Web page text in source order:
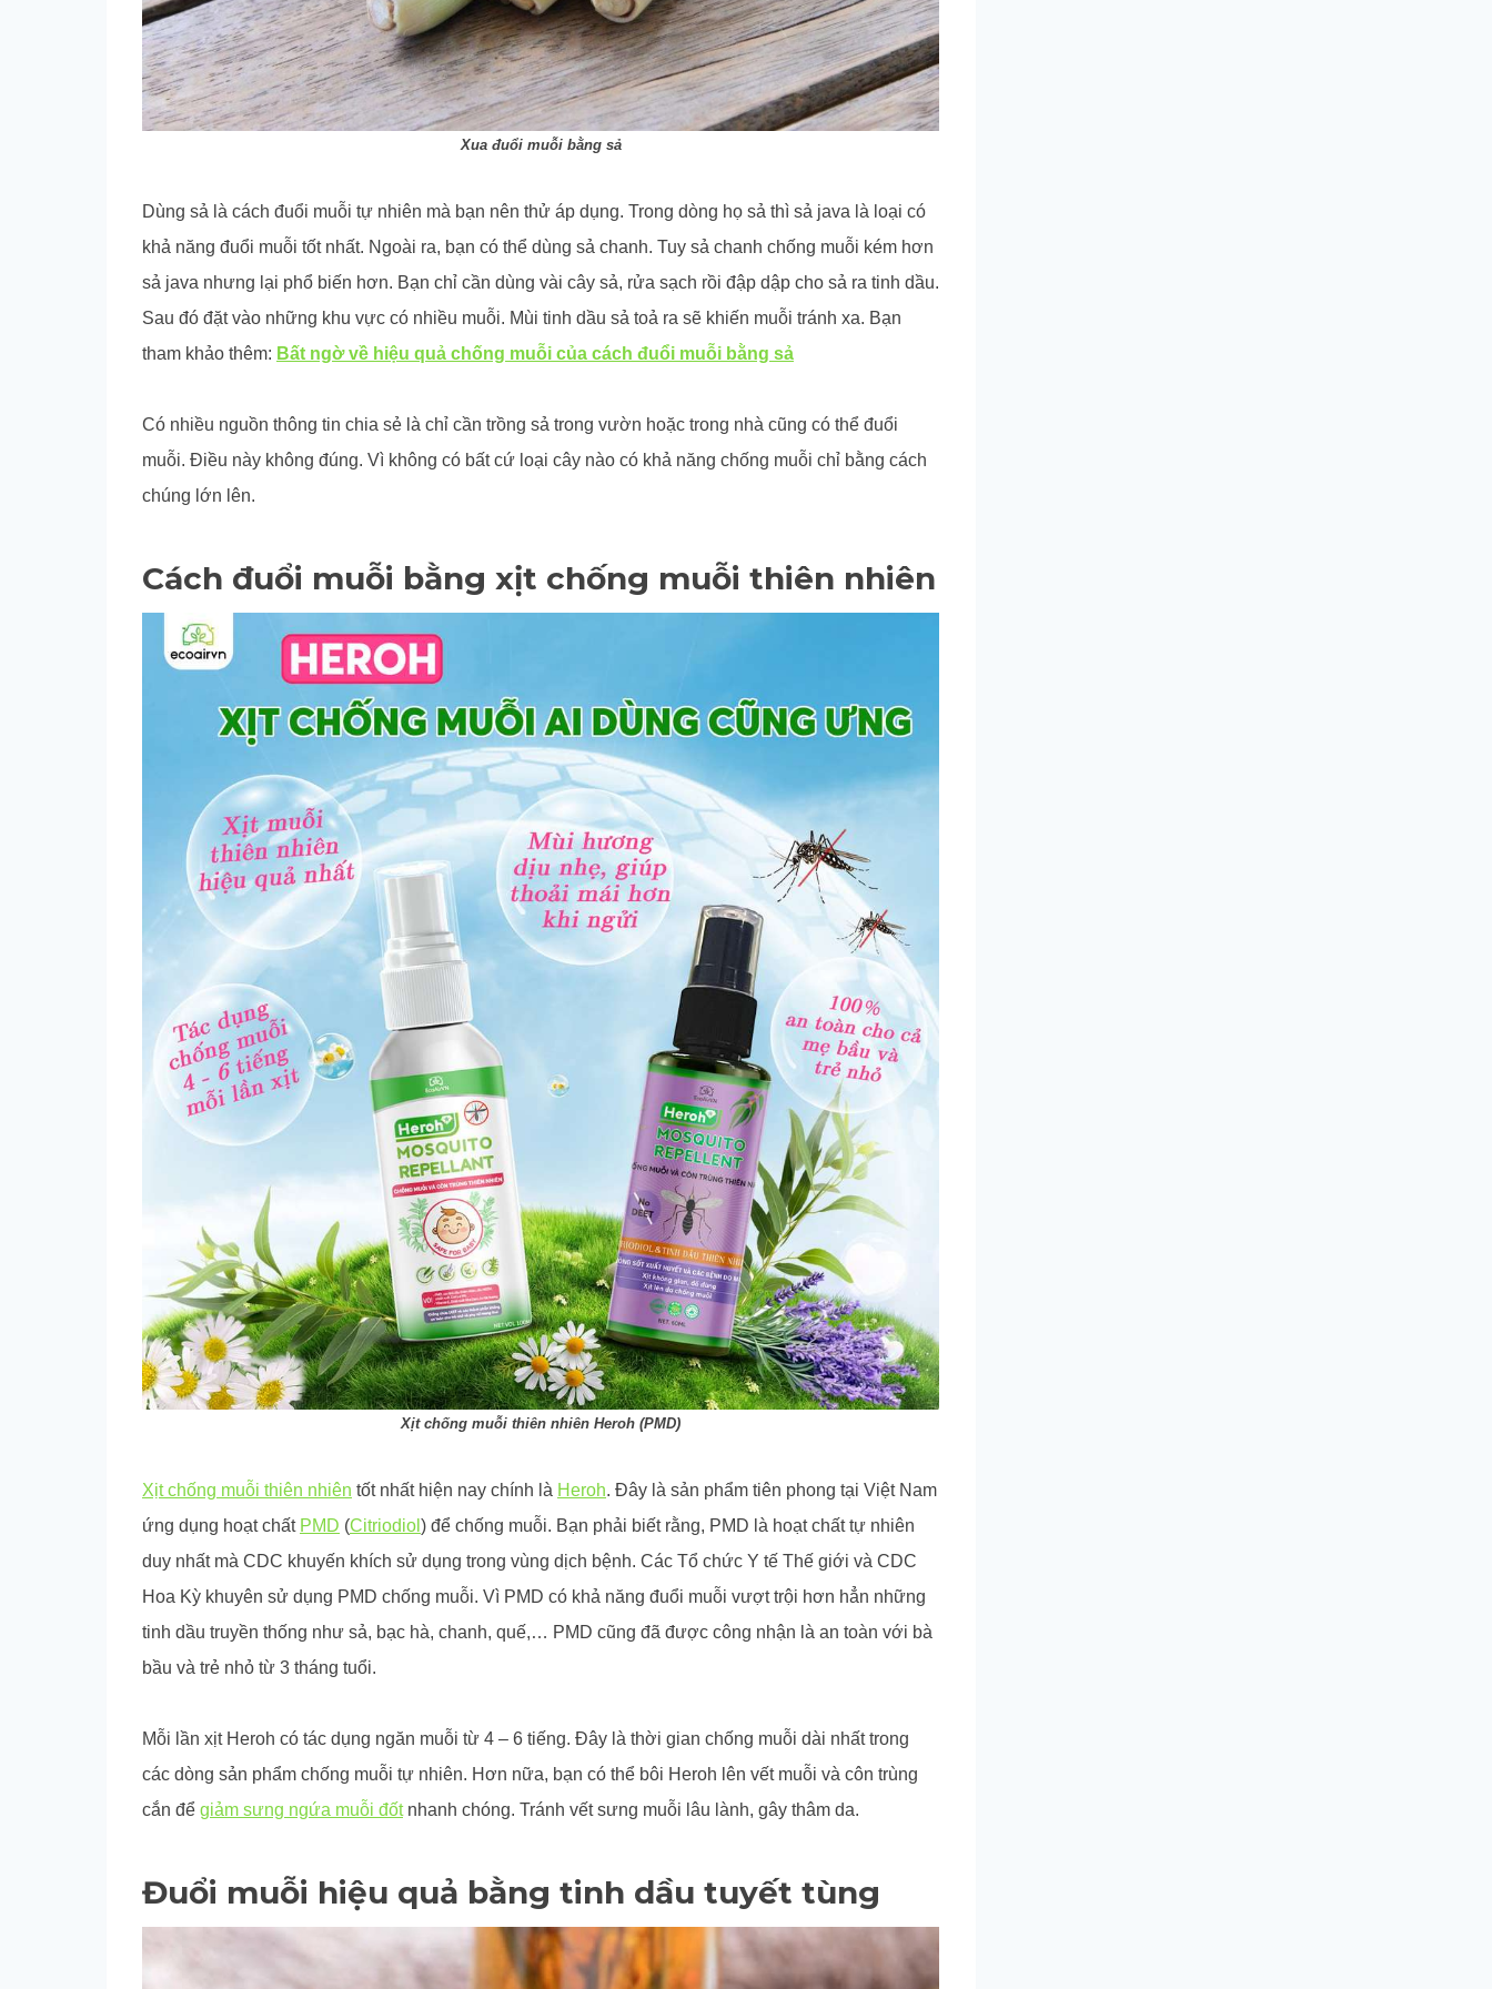
Xua đuổi muỗi bằng sả
Dùng sả là cách đuổi muỗi tự nhiên mà bạn nên thử áp dụng. Trong dòng họ sả thì sả java là loại có
khả năng đuổi muỗi tốt nhất. Ngoài ra, bạn có thể dùng sả chanh. Tuy sả chanh chống muỗi kém hơn
sả java nhưng lại phổ biến hơn. Bạn chỉ cần dùng vài cây sả, rửa sạch rồi đập dập cho sả ra tinh dầu.
Sau đó đặt vào những khu vực có nhiều muỗi. Mùi tinh dầu sả toả ra sẽ khiến muỗi tránh xa. Bạn
tham khảo thêm: Bất ngờ về hiệu quả chống muỗi của cách đuổi muỗi bằng sả
Có nhiều nguồn thông tin chia sẻ là chỉ cần trồng sả trong vườn hoặc trong nhà cũng có thể đuổi
muỗi. Điều này không đúng. Vì không có bất cứ loại cây nào có khả năng chống muỗi chỉ bằng cách
chúng lớn lên.
Cách đuổi muỗi bằng xịt chống muỗi thiên nhiên
Xịt chống muỗi thiên nhiên Heroh (PMD)
Xịt chống muỗi thiên nhiên tốt nhất hiện nay chính là Heroh. Đây là sản phẩm tiên phong tại Việt Nam
ứng dụng hoạt chất PMD (Citriodiol ) để chống muỗi. Bạn phải biết rằng, PMD là hoạt chất tự nhiên
duy nhất mà CDC khuyến khích sử dụng trong vùng dịch bệnh. Các Tổ chức Y tế Thế giới và CDC
Hoa Kỳ khuyên sử dụng PMD chống muỗi. Vì PMD có khả năng đuổi muỗi vượt trội hơn hẳn những
tinh dầu truyền thống như sả, bạc hà, chanh, quế,… PMD cũng đã được công nhận là an toàn với bà
bầu và trẻ nhỏ từ 3 tháng tuổi.
Mỗi lần xịt Heroh có tác dụng ngăn muỗi từ 4 – 6 tiếng. Đây là thời gian chống muỗi dài nhất trong
các dòng sản phẩm chống muỗi tự nhiên. Hơn nữa, bạn có thể bôi Heroh lên vết muỗi và côn trùng
cắn để giảm sưng ngứa muỗi đốtnhanh chóng. Tránh vết sưng muỗi lâu lành, gây thâm da.
Đuổi muỗi hiệu quả bằng tinh dầu tuyết tùng